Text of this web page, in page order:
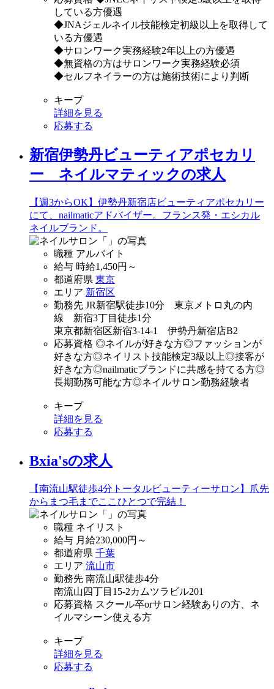
している方優遇
◆JNAジェルネイル技能検定初級以上を取得して
いる方優遇
◆サロンワーク実務経験2年以上の方優遇
◆無資格の方はサロンワーク実務経験必須
◆セルフネイラーの方は施術技術により判断
キープ
詳細を見る
応募する
新宿伊勢丹ビューティアポセカリ
ー ネイルマティックの求人
【週3からOK】伊勢丹新宿店ビューティアポセカリー
にて、nailmaticアドバイザー。フランス発・エシカル
ネイルブランド。
職種 アルバイト
給与 時給1,450円～
都道府県 東京
エリア 新宿区
勤務先 JR新宿駅徒歩10分 東京メトロ丸の内
線 新宿3丁目徒歩1分
東京都新宿区新宿3-14-1 伊勢丹新宿店B2
応募資格 ◎ネイルが好きな方◎ファッションが
好きな方◎ネイリスト技能検定3級以上◎接客が
好きな方◎nailmaticブランドに共感を持てる方◎
長期勤務可能な方◎ネイルサロン勤務経験者
キープ
詳細を見る
応募する
Bxia'sの求人
【南流山駅徒歩4分トータルビューティーサロン】爪先
からまつ毛までここひとつで完結！
職種 ネイリスト
給与 月給230,000円～
都道府県 千葉
エリア 流山市
勤務先 南流山駅徒歩4分
南流山四丁目15-2カムツラビル201
応募資格 スクール卒orサロン経験ありの方、ネ
イルマシーン使える方
キープ
詳細を見る
応募する